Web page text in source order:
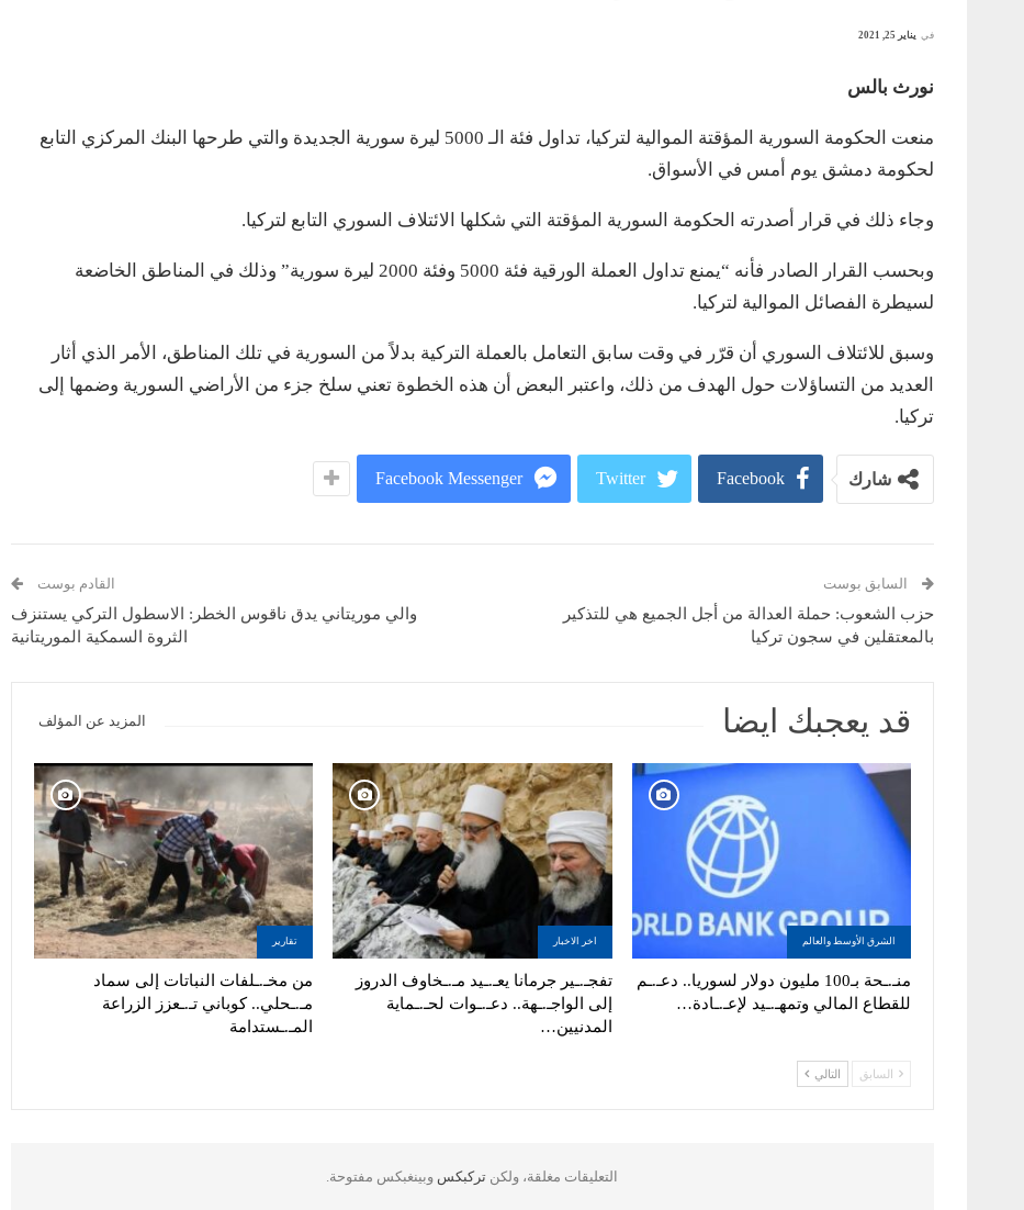
في يناير 25, 2021
نورث بالس
منعت الحكومة السورية المؤقتة الموالية لتركيا، تداول فئة الـ 5000 ليرة سورية الجديدة والتي طرحها البنك المركزي التابع
لحكومة دمشق يوم أمس في الأسواق.
وجاء ذلك في قرار أصدرته الحكومة السورية المؤقتة التي شكلها الائتلاف السوري التابع لتركيا.
وبحسب القرار الصادر فأنه “يمنع تداول العملة الورقية فئة 5000 وفئة 2000 ليرة سورية” وذلك في المناطق الخاضعة
لسيطرة الفصائل الموالية لتركيا.
وسبق للائتلاف السوري أن قرّر في وقت سابق التعامل بالعملة التركية بدلاً من السورية في تلك المناطق، الأمر الذي أثار
العديد من التساؤلات حول الهدف من ذلك، واعتبر البعض أن هذه الخطوة تعني سلخ جزء من الأراضي السورية وضمها إلى
تركيا.
شارك Facebook
Twitter
Facebook Messenger
السابق بوست
حزب الشعوب: حملة العدالة من أجل الجميع هي للتذكير
بالمعتقلين في سجون تركيا
القادم بوست
والي موريتاني يدق ناقوس الخطر: الاسطول التركي يستنزف
الثروة السمكية الموريتانية
قد يعجبك ايضا المزيد عن المؤلف
الشرق الأوسط والعالم
منـ.ـحة بـ100 مليون دولار لسوريا.. دعـ.ـم
للقطاع المالي وتمهـ.ـيد لإعـ.ـادة…
اخر الاخبار
تفجـ.ـير جرمانا يعـ.ـيد مـ.ـخاوف الدروز
إلى الواجـ.ـهة.. دعـ.ـوات لحـ.ـماية
المدنيين…
تقارير
من مخـ.ـلفات النباتات إلى سماد
مـ.ـحلي.. كوباني تـ.ـعزز الزراعة
المـ.ـستدامة
السابق التالي
التعليقات مغلقة، ولكن تركبكس وبينغبكس مفتوحة.